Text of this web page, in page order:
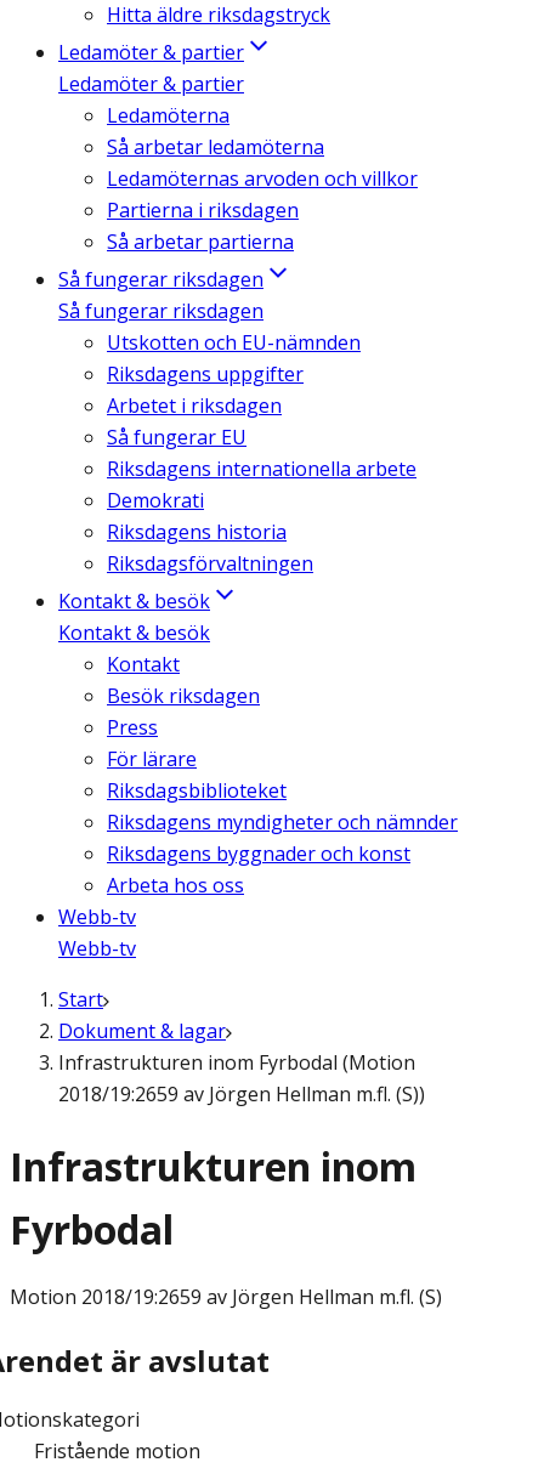
Hitta äldre riksdagstryck
Ledamöter & partier
Ledamöter & partier
Ledamöterna
Så arbetar ledamöterna
Ledamöternas arvoden och villkor
Partierna i riksdagen
Så arbetar partierna
Så fungerar riksdagen
Så fungerar riksdagen
Utskotten och EU-nämnden
Riksdagens uppgifter
Arbetet i riksdagen
Så fungerar EU
Riksdagens internationella arbete
Demokrati
Riksdagens historia
Riksdagsförvaltningen
Kontakt & besök
Kontakt & besök
Kontakt
Besök riksdagen
Press
För lärare
Riksdagsbiblioteket
Riksdagens myndigheter och nämnder
Riksdagens byggnader och konst
Arbeta hos oss
Webb-tv
Webb-tv
Start
Dokument & lagar
Infrastrukturen inom Fyrbodal (Motion
2018/19:2659 av Jörgen Hellman m.fl. (S))
Infrastrukturen inom
Fyrbodal
Motion 2018/19:2659 av Jörgen Hellman m.fl. (S)
är avslutat
Fristående motion